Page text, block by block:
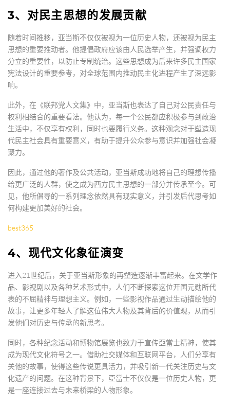
3、对民主思想的发展贡献
随着时间推移，亚当斯不仅仅被视为一位历史人物，还被视为民主
思想的重要推动者。他提倡政府应该由人民选举产生，并强调权力
分立的重要性，以防止专制统治。这些思想成为后来许多民主国家
宪法设计的重要参考，对全球范围内推动民主化进程产生了深远影
响。
此外，在《联邦党人文集》中，亚当斯也表达了自己对公民责任与
权利相结合的重要看法。他认为，每一个公民都应积极参与到政治
生活中，不仅享有权利，同时也要履行义务。这种观念对于塑造现
代民主社会具有重要意义，有助于提升公众参与意识并加强社会凝
聚力。
因此，通过他的著作及公共活动，亚当斯成功地将自己的理想传播
给更广泛的人群，使之成为西方民主思想的一部分并传承至今。可
见，他所倡导的一系列理念依然具有现实意义，并引发后代思考如
何构建更加美好的社会。
best365
4、现代文化象征演变
进入21世纪后，关于亚当斯形象的再塑造逐渐丰富起来。在文学作
品、影视剧以及各种艺术形式中，人们不断探索这位开国元勋所代
表的不屈精神与理想主义。例如，一些影视作品通过生动描绘他的
故事，让更多年轻人了解这位伟大人物及其背后的价值观，从而引
发他们对历史与传承的新思考。
同时，各种纪念活动和博物馆展览也致力于宣传亞當士精神，使其
成为现代文化符号之一。借助社交媒体和互联网平台，人们分享有
关他的故事，使得这些传说更具活力，并吸引新一代关注历史与文
化遗产的问题。在这种背景下，亞當士不仅仅是一位历史人物，更
是一座连接过去与未来桥梁的人物形象。